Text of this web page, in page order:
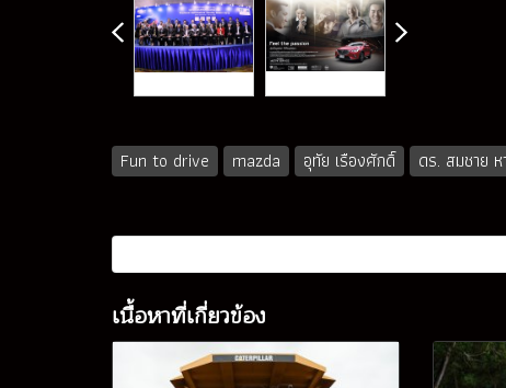
Fun to drive mazda อุทัย เรืองศักดิ์ ดร. สมชาย
เนื้อหาที่เกี่ยวข้อง